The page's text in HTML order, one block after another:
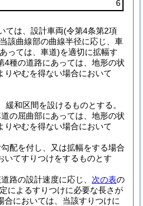
6
ては、設計車両(令第4条第2項
該曲線部の曲線半径に応じ、車
っては、車道)を適切に拡幅す
4種の道路にあっては、地形の状
りやむを得ない場合において
緩和区間を設けるものとする。
の屈曲部にあっては、地形の状
りやむを得ない場合において
配を付し、又は拡幅をする場合
いてすりつけをするものとす
路の設計速度に応じ、 次の表の
によるすりつけに必要な長さが
合においては、当該すりつけに